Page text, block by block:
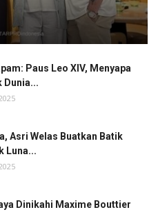
Paus Leo XIV, Menyapa
Dunia...
Asri Welas Buatkan Batik
Luna...
Dinikahi Maxime Bouttier